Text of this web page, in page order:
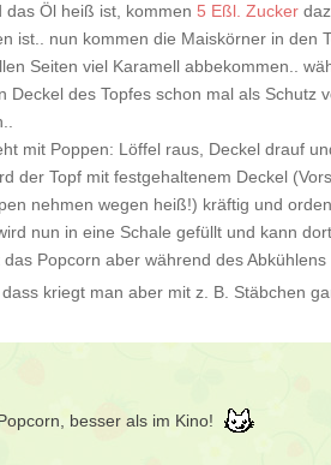
das Öl heiß ist, kommen 5 Eßl. Zucker
ist.. nun kommen die Maiskörner in den
Seiten viel Karamell abbekommen..
Deckel des Topfes schon mal als Schutz
mit Poppen: Löffel raus, Deckel drauf
der Topf mit festgehaltenem Deckel
nehmen wegen heiß!) kräftig und
nun in eine Schale gefüllt und kann
Popcorn aber während des
kriegt man aber mit z. B. Stäbchen
besser als im Kino!